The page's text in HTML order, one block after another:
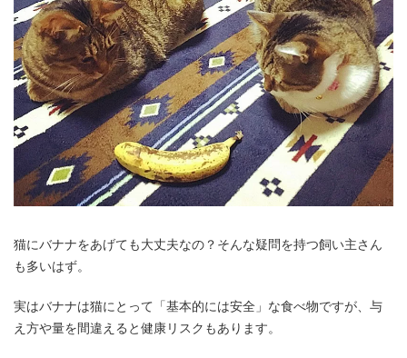
猫にバナナをあげても大丈夫なの？そんな疑問を持つ飼い主さん
も多いはず。
実はバナナは猫にとって「基本的には安全」な食べ物ですが、与
え方や量を間違えると健康リスクもあります。